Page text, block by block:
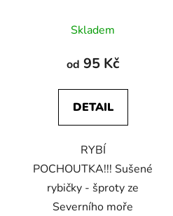
hodnocení
produktu
5,0
z
hvězdiček.
Skladem
od 95 Kč
DETAIL
RYBÍ
POCHOUTKA!!! Sušené
rybičky - šproty ze
Severního moře